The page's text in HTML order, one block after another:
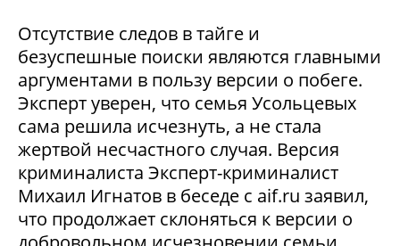
Отсутствие следов в тайге и
безуспешные поиски являются главными
аргументами в пользу версии о побеге.
Эксперт уверен, что семья Усольцевых
сама решила исчезнуть, а не стала
жертвой несчастного случая. Версия
криминалиста Эксперт-криминалист
Михаил Игнатов в беседе с aif.ru заявил,
что продолжает склоняться к версии о